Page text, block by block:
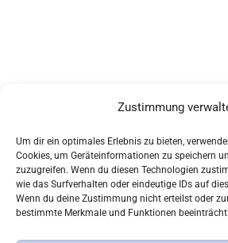
Zustimmung
Um dir ein optimales Erlebnis zu bieten,
Cookies, um Geräteinformationen zu speichern
zuzugreifen. Wenn du diesen Technologien
wie das Surfverhalten oder eindeutige IDs auf
Wenn du deine Zustimmung nicht erteilst oder
bestimmte Merkmale und Funktionen